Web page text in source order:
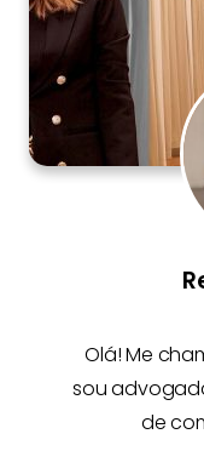
Olá! Me
sou
de